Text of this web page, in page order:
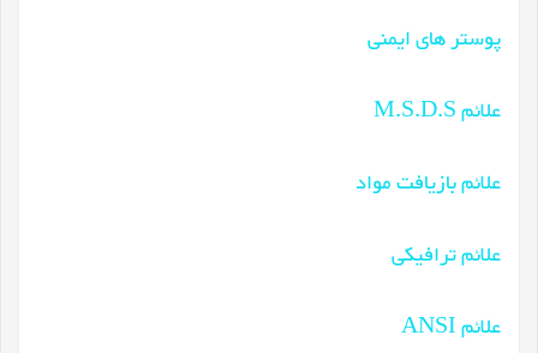
پوستر های ایمنی
علائم M.S.D.S
علائم بازیافت مواد
علائم ترافیکی
علائم ANSI